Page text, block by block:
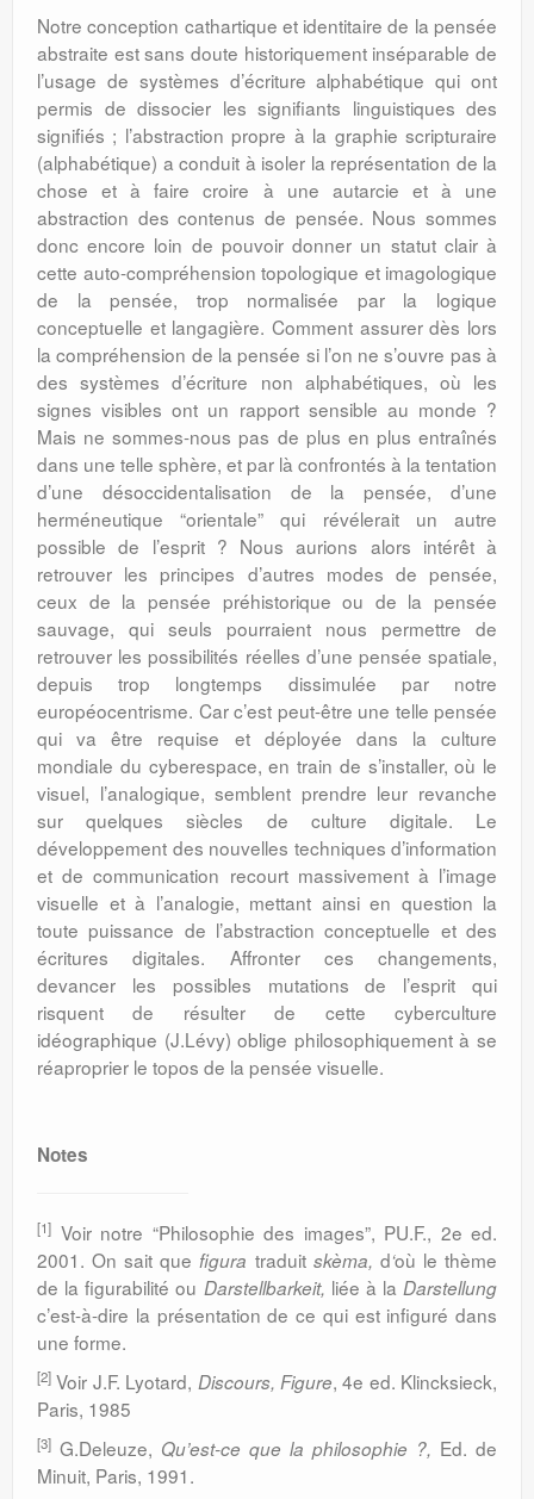
Notre conception cathartique et identitaire de la pensée
abstraite est sans doute historiquement inséparable de
l’usage de systèmes d’écriture alphabétique qui ont
permis de dissocier les signifiants linguistiques des
signifiés ; l’abstraction propre à la graphie scripturaire
(alphabétique) a conduit à isoler la représentation de la
chose et à faire croire à une autarcie et à une
abstraction des contenus de pensée. Nous sommes
donc encore loin de pouvoir donner un statut clair à
cette auto-compréhension topologique et imagologique
de la pensée, trop normalisée par la logique
conceptuelle et langagière. Comment assurer dès lors
la compréhension de la pensée si l’on ne s’ouvre pas à
des systèmes d’écriture non alphabétiques, où les
signes visibles ont un rapport sensible au monde ?
Mais ne sommes-nous pas de plus en plus entraînés
dans une telle sphère, et par là confrontés à la tentation
d’une désoccidentalisation de la pensée, d’une
herméneutique “orientale” qui révélerait un autre
possible de l’esprit ? Nous aurions alors intérêt à
retrouver les principes d’autres modes de pensée,
ceux de la pensée préhistorique ou de la pensée
sauvage, qui seuls pourraient nous permettre de
retrouver les possibilités réelles d’une pensée spatiale,
depuis trop longtemps dissimulée par notre
européocentrisme. Car c’est peut-être une telle pensée
qui va être requise et déployée dans la culture
mondiale du cyberespace, en train de s’installer, où le
visuel, l’analogique, semblent prendre leur revanche
sur quelques siècles de culture digitale. Le
développement des nouvelles techniques d’information
et de communication recourt massivement à l’image
visuelle et à l’analogie, mettant ainsi en question la
toute puissance de l’abstraction conceptuelle et des
écritures digitales. Affronter ces changements,
devancer les possibles mutations de l’esprit qui
risquent de résulter de cette cyberculture
idéographique (J.Lévy) oblige philosophiquement à se
réaproprier le topos de la pensée visuelle.
Notes
[1] Voir notre “Philosophie des images”, PU.F., 2e ed.
2001. On sait que figura traduitskèma, d‘où le thème
de la figurabilité ou Darstellbarkeit, liée à la Darstellung
c’est-à-dire la présentation de ce qui est infiguré dans
une forme.
[2] Voir J.F. Lyotard, Discours, Figure, 4e ed. Klincksieck,
Paris, 1985
[3] G.Deleuze, Qu’est-ce que la philosophie ?, Ed. de
Minuit, Paris, 1991.